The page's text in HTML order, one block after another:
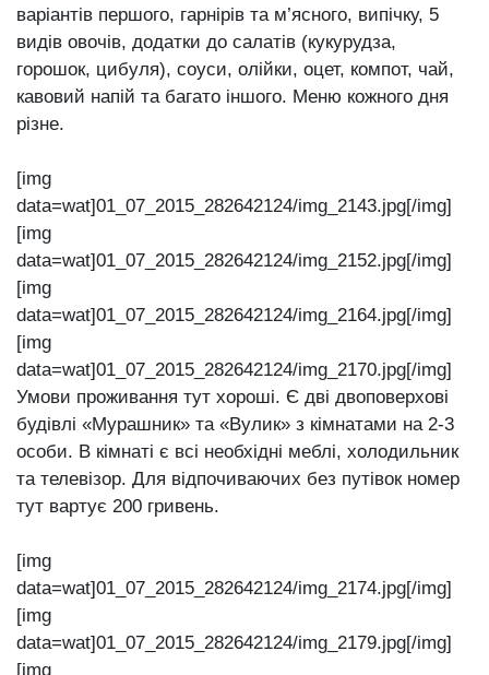
варіантів першого, гарнірів та м’ясного, випічку, 5
видів овочів, додатки до салатів (кукурудза,
горошок, цибуля), соуси, олійки, оцет, компот, чай,
кавовий напій та багато іншого. Меню кожного дня
різне.
[img
data=wat]01_07_2015_282642124/img_2143.jpg[/img]
[img
data=wat]01_07_2015_282642124/img_2152.jpg[/img]
[img
data=wat]01_07_2015_282642124/img_2164.jpg[/img]
[img
data=wat]01_07_2015_282642124/img_2170.jpg[/img]
Умови проживання тут хороші. Є дві двоповерхові
будівлі «Мурашник» та «Вулик» з кімнатами на 2-3
особи. В кімнаті є всі необхідні меблі, холодильник
та телевізор. Для відпочиваючих без путівок номер
тут вартує 200 гривень.
[img
data=wat]01_07_2015_282642124/img_2174.jpg[/img]
[img
data=wat]01_07_2015_282642124/img_2179.jpg[/img]
[img